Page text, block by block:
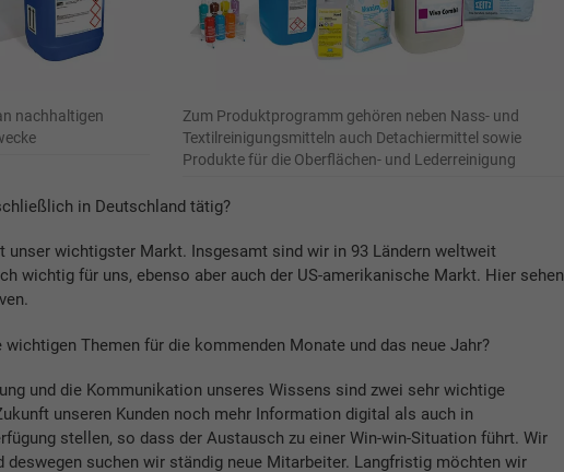
nachhaltigen
Zum Produktprogramm gehören neben Nass- und
Textilreinigungsmitteln auch Detachiermittel sowie
Produkte für die Oberflächen- und Lederreinigung
in Deutschland tätig?
unser wichtigster Markt. Insgesamt sind wir in 93 Ländern weltweit
wichtig für uns, ebenso aber auch der US-amerikanische Markt. Hier sehen
wichtigen Themen für die kommenden Monate und das neue Jahr?
und die Kommunikation unseres Wissens sind zwei sehr wichtige
unseren Kunden noch mehr Information digital als auch in
stellen, so dass der Austausch zu einer Win-win-Situation führt. Wir
deswegen suchen wir ständig neue Mitarbeiter. Langfristig möchten wir